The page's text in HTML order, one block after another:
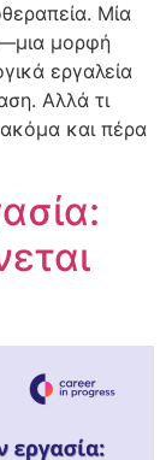
Μία
μορφή
εργαλεία
Αλλά τι
ακόμα και πέρα